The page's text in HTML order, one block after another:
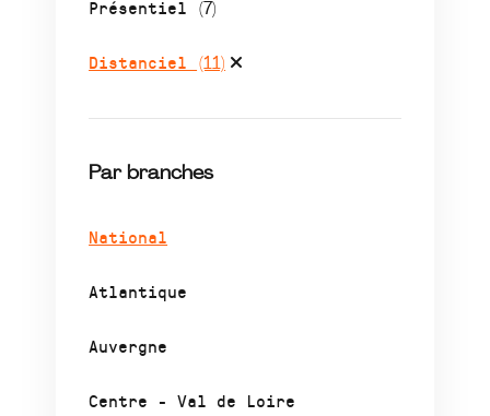
Présentiel (7)
Distanciel (11)
Par branches
National
Atlantique
Auvergne
Centre - Val de Loire